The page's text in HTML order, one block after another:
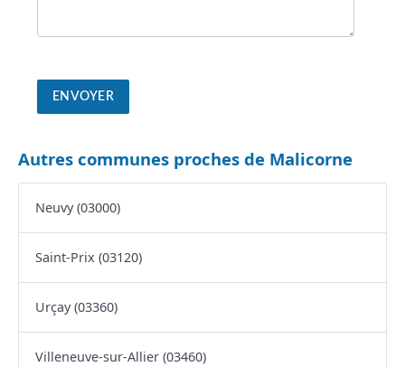
Autres communes proches de Malicorne
Neuvy (03000)
Saint-Prix (03120)
Urçay (03360)
Villeneuve-sur-Allier (03460)